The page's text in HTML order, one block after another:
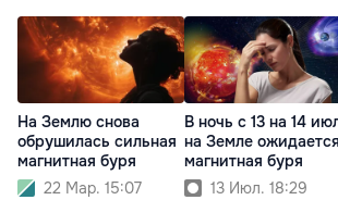
На Землю снова
обрушилась сильная
магнитная буря
22 Мар. 15:07
В ночь с 13 на 14
на Земле ожидается
магнитная буря
13 Июл. 18:29